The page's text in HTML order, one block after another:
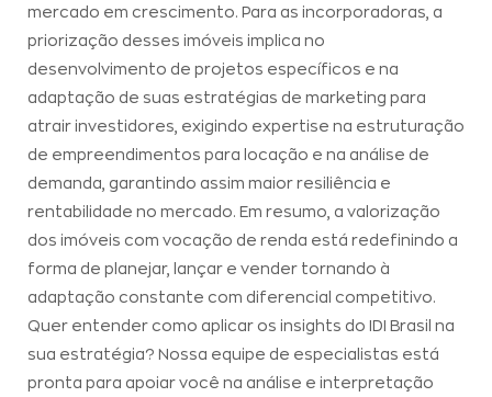
mercado em crescimento. Para as incorporadoras, a
priorização desses imóveis implica no
desenvolvimento de projetos específicos e na
adaptação de suas estratégias de marketing para
atrair investidores, exigindo expertise na estruturação
de empreendimentos para locação e na análise de
demanda, garantindo assim maior resiliência e
rentabilidade no mercado. Em resumo, a valorização
dos imóveis com vocação de renda está redefinindo a
forma de planejar, lançar e vender tornando à
adaptação constante com diferencial competitivo.
Quer entender como aplicar os insights do IDI Brasil na
sua estratégia? Nossa equipe de especialistas está
pronta para apoiar você na análise e interpretação